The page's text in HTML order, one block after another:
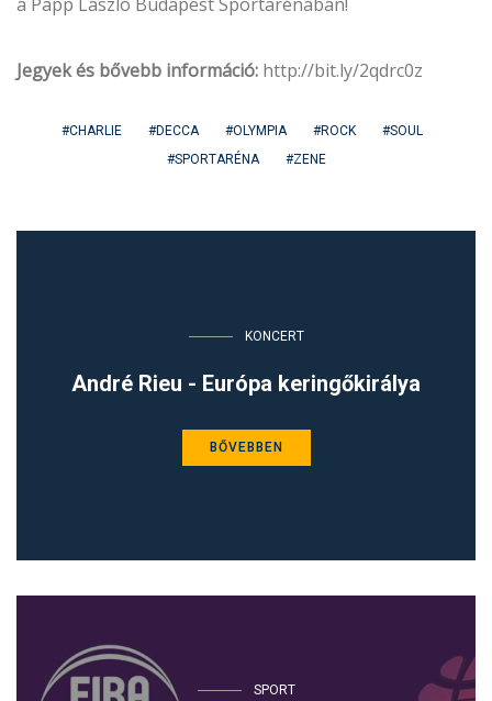
Jegyek és bővebb információ: http://bit.ly/2qdrc0z
CHARLIE DECCA OLYMPIA ROCK
SOUL
SPORTARÉNA
ZENE
KONCERT
André Rieu - Európa keringőkirálya
BŐVEBBEN
SPORT